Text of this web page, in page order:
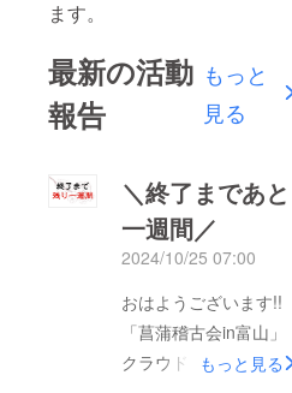
ます。
最新の活動
報告
もっと
見る
＼終了まであと
一週間／
2024/10/25 07:00
おはようございます!!
「菖蒲稽古会in富山」
クラウドファンディン
もっと見る